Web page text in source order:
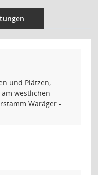
und Plätzen;
westlichen
Waräger -